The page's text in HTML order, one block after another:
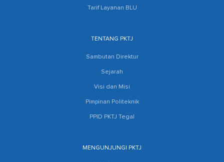
Tarif Layanan BLU
TENTANG PKTJ
Sambutan Direktur
Sejarah
Visi dan Misi
Pimpinan Politeknik
PPID PKTJ Tegal
MENGUNJUNGI PKTJ